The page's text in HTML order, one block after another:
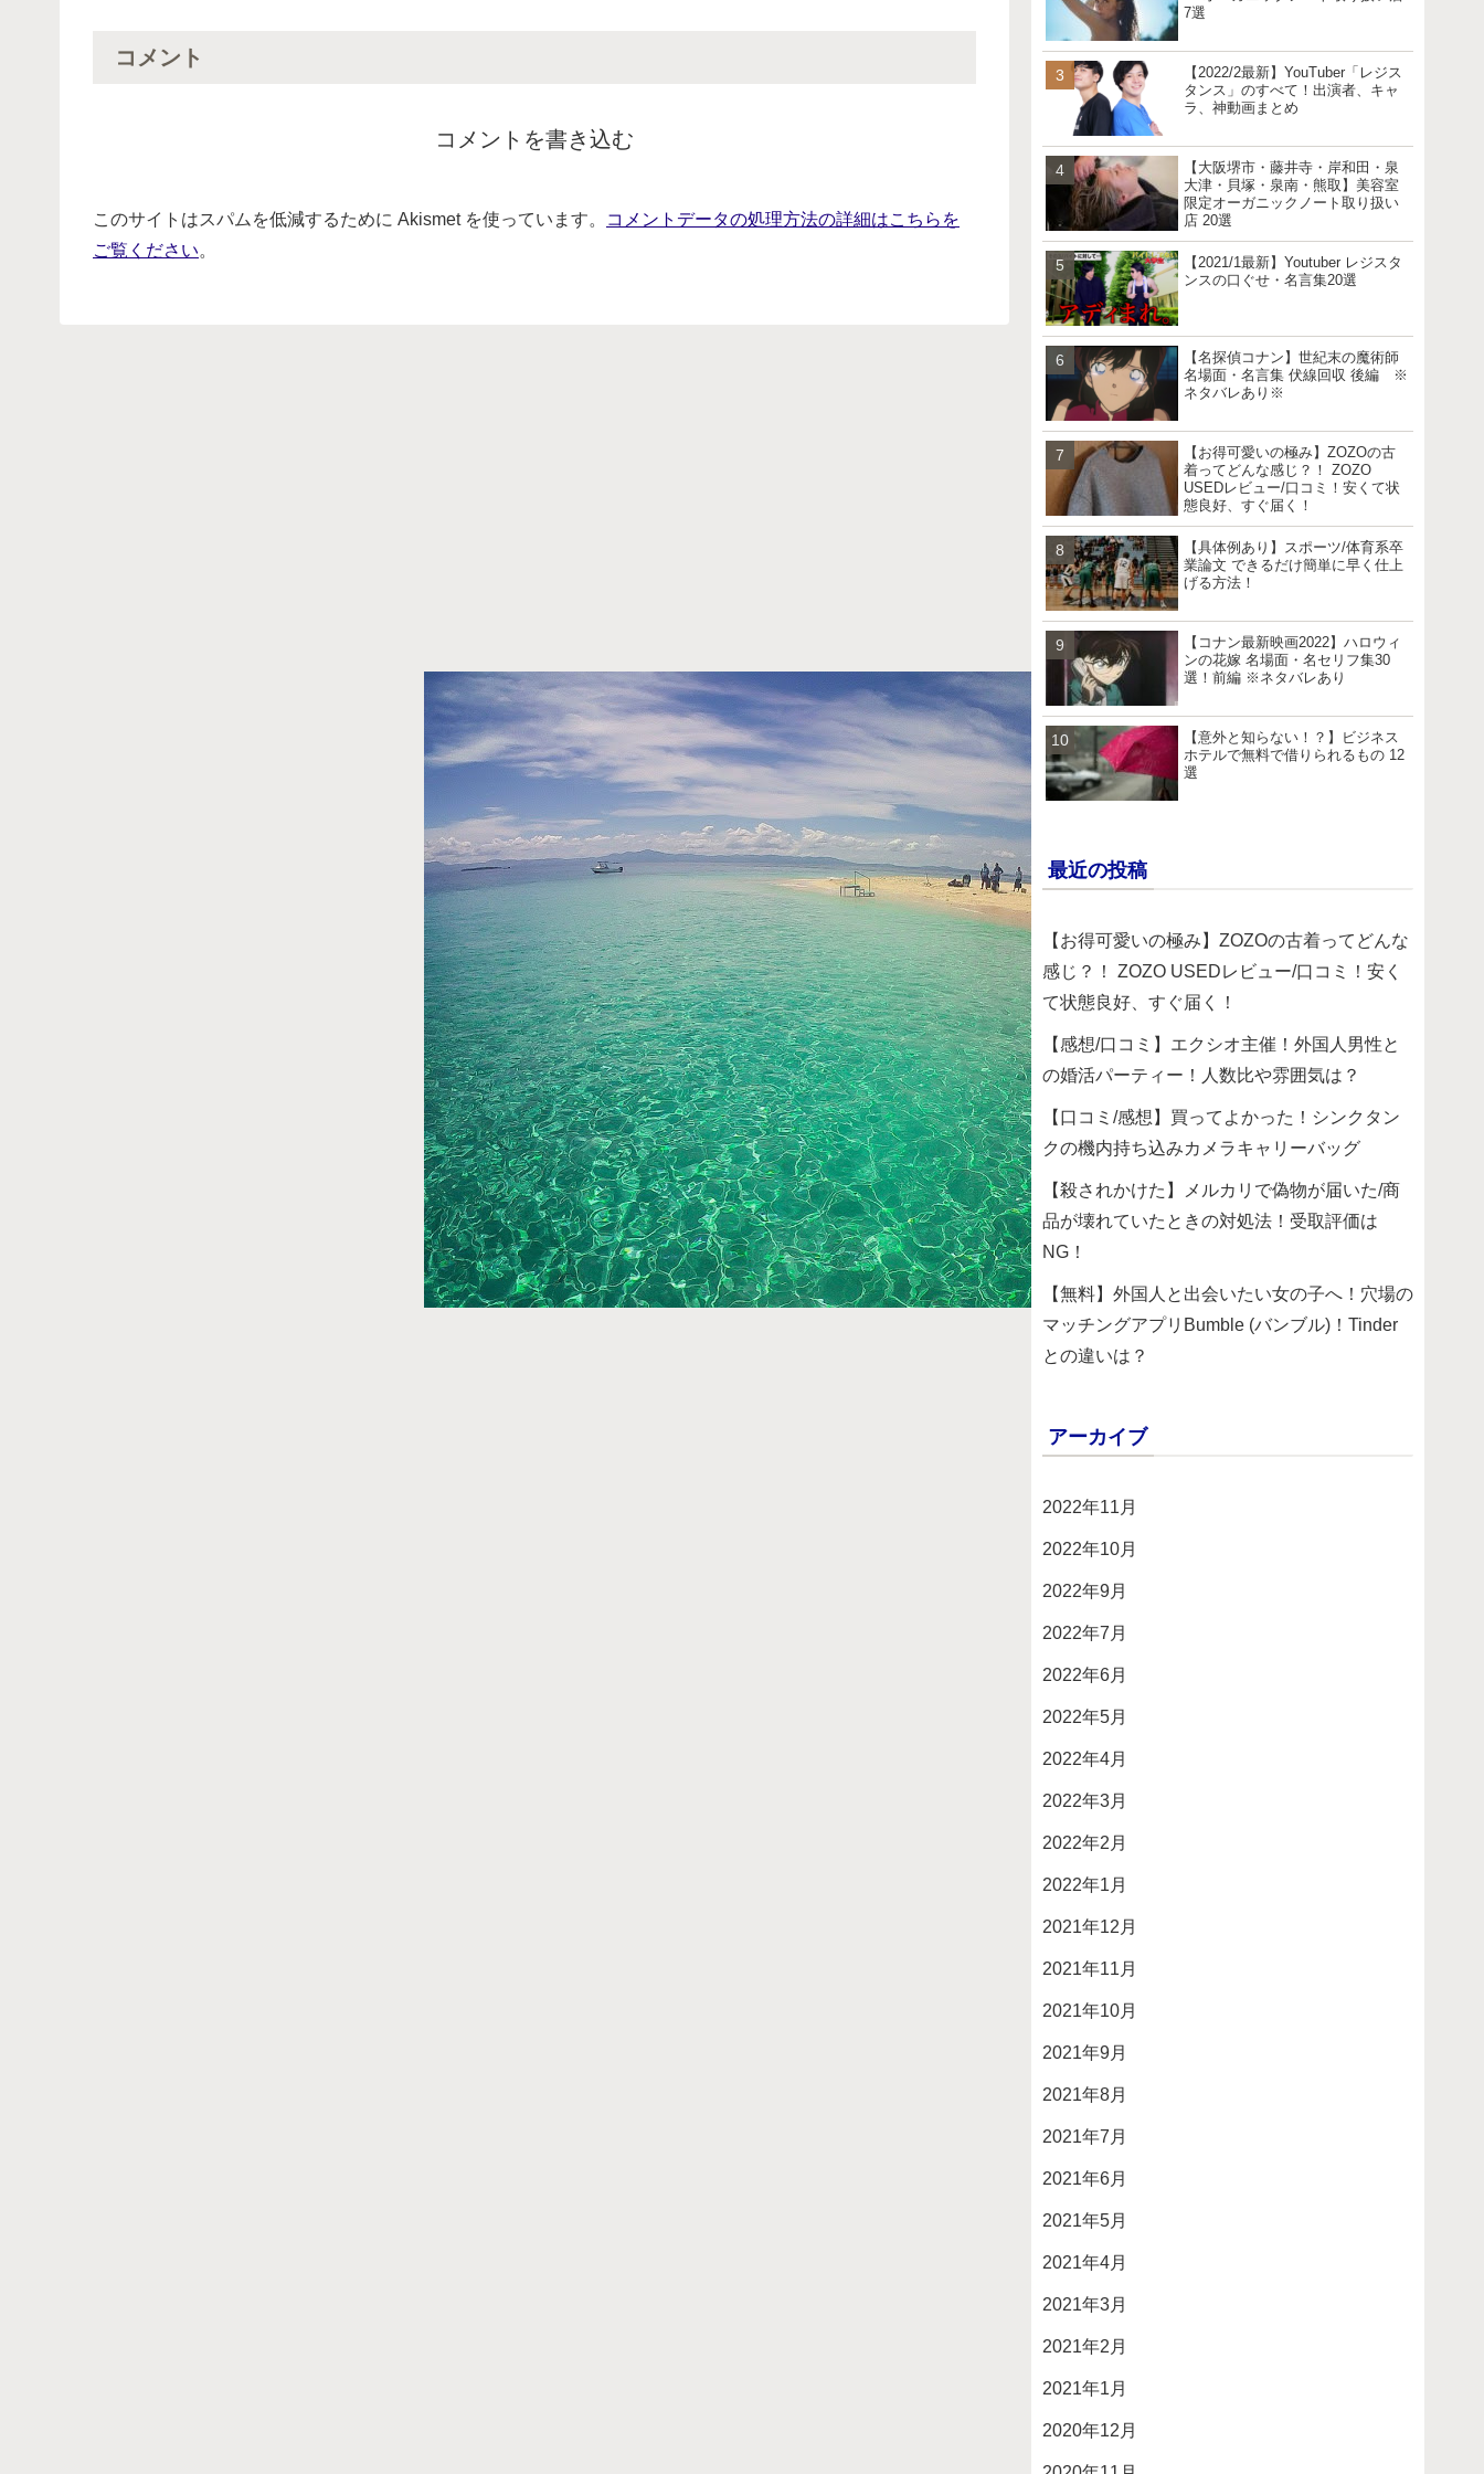
コメント
コメントを書き込む
このサイトはスパムを低減するために Akismet を使っています。
コメントデータの処理方法の詳細はこちらを
ご覧ください。
7選
【2022/2最新】YouTuber「レジス
タンス」のすべて！出演者、キャ
ラ、神動画まとめ
【大阪堺市・藤井寺・岸和田・泉
大津・貝塚・泉南・熊取】美容室
限定オーガニックノート取り扱い
店 20選
【2021/1最新】Youtuber レジスタ
ンスの口ぐせ・名言集20選
【名探偵コナン】世紀末の魔術師
名場面・名言集 伏線回収 後編 ※
ネタバレあり※
【お得可愛いの極み】ZOZOの古
着ってどんな感じ？！ ZOZO
USEDレビュー/口コミ！安くて状
態良好、すぐ届く！
【具体例あり】スポーツ/体育系卒
業論文 できるだけ簡単に早く仕上
げる方法！
【コナン最新映画2022】ハロウィ
ンの花嫁 名場面・名セリフ集30
選！前編 ※ネタバレあり
【意外と知らない！？】ビジネス
ホテルで無料で借りられるもの 12
選
最近の投稿
【お得可愛いの極み】ZOZOの古着ってどんな
感じ？！ ZOZO USEDレビュー/口コミ！安く
て状態良好、すぐ届く！
【感想/口コミ】エクシオ主催！外国人男性と
の婚活パーティー！人数比や雰囲気は？
【口コミ/感想】買ってよかった！シンクタン
クの機内持ち込みカメラキャリーバッグ
【殺されかけた】メルカリで偽物が届いた/商
品が壊れていたときの対処法！受取評価は
NG！
【無料】外国人と出会いたい女の子へ！穴場の
マッチングアプリBumble (バンブル)！Tinder
との違いは？
アーカイブ
2022年11月
2022年10月
2022年9月
2022年7月
2022年6月
2022年5月
2022年4月
2022年3月
2022年2月
2022年1月
2021年12月
2021年11月
2021年10月
2021年9月
2021年8月
2021年7月
2021年6月
2021年5月
2021年4月
2021年3月
2021年2月
2021年1月
2020年12月